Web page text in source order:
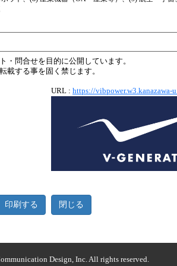
・問合せを目的に公開しています。
載する事を固く禁じます。
URL : https://vibpower.w3.kanazawa-
印刷する 閉じる
Design, Inc. All rights reserved.